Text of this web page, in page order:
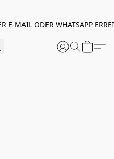
E-MAIL ODER WHATSAPP